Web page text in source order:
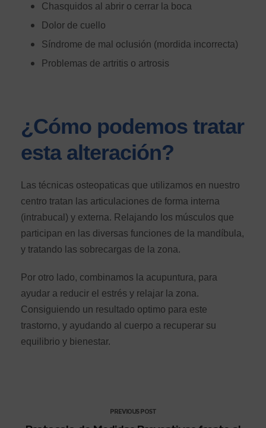
Chasquidos al abrir o cerrar la boca
Dolor de cuello
Síndrome de mal oclusión (mordida incorrecta)
Problemas de artritis o artrosis
¿Cómo podemos tratar
esta alteración?
Las técnicas osteopaticas que utilizamos en nuestro
centro tratan las articulaciones de forma interna
(intrabucal) y externa. Relajando los músculos que
participan en las diversas funciones de la mandíbula,
y tratando las sobrecargas de la zona.
Por otro lado, combinamos la acupuntura, para
ayudar a reducir el estrés y relajar la zona.
Consiguiendo un resultado optimo para este
trastorno, y ayudando al cuerpo a recuperar su
equilibrio y bienestar.
PREVIOUS POST